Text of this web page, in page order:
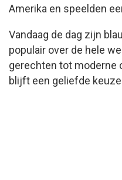
Amerika en speelden
Vandaag de dag zijn
populair over de hele
gerechten tot moderne
blijft een geliefde